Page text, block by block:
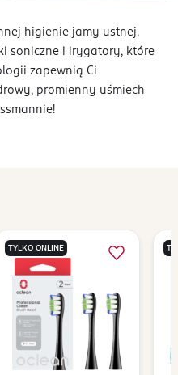
higienie jamy ustnej.
soniczne i irygatory, które
zapewnią Ci
promienny uśmiech
TYLKO ONLINE